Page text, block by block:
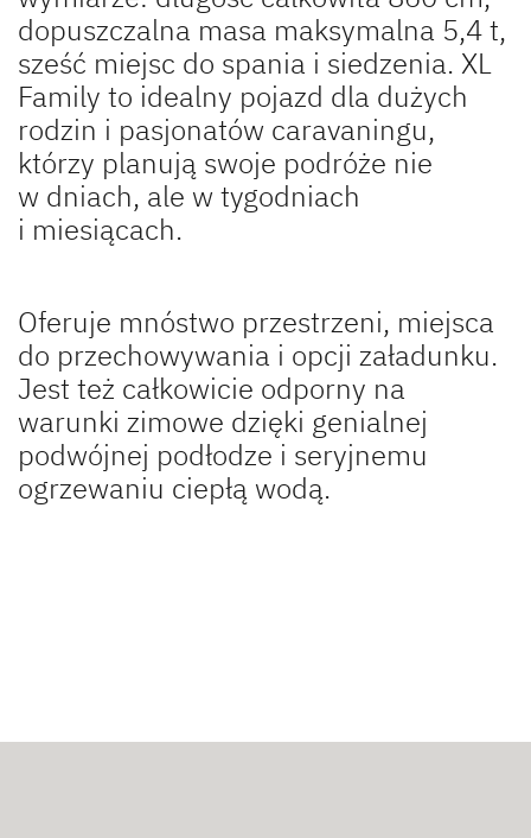
dopuszczalna masa maksymalna 5,4 t,
sześć miejsc do spania i siedzenia. XL
Family to idealny pojazd dla dużych
rodzin i pasjonatów caravaningu,
którzy planują swoje podróże nie
w dniach, ale w tygodniach
i miesiącach.
Oferuje mnóstwo przestrzeni, miejsca
do przechowywania i opcji załadunku.
Jest też całkowicie odporny na
warunki zimowe dzięki genialnej
podwójnej podłodze i seryjnemu
ogrzewaniu ciepłą wodą.